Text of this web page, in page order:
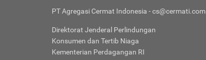
PT Agregasi Cermat Indonesia - cs@cermati.com
Direktorat Jenderal Perlindungan
Konsumen dan Tertib Niaga
Kementerian Perdagangan RI